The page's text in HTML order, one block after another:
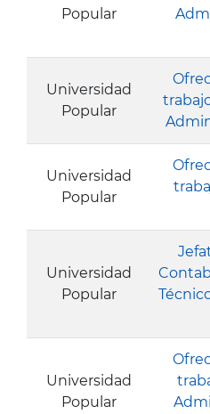
Popular
Universidad
Popular
Universidad
Popular
Universidad
Popular
Universidad
Popular